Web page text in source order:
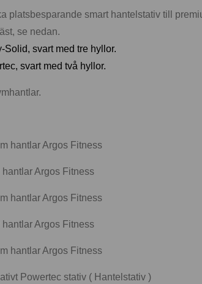
platsbesparande smart hantelstativ till
se nedan.
Solid, svart med tre hyllor.
svart med två hyllor.
hantlar Argos Fitness
Argos Fitness
hantlar Argos Fitness
Argos Fitness
hantlar Argos Fitness
Powertec stativ ( Hantelstativ )